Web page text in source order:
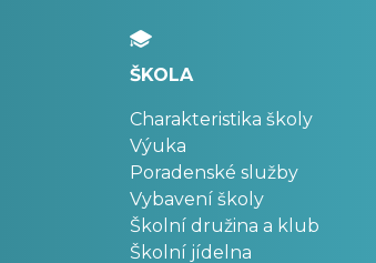
ŠKOLA
Charakteristika školy
Výuka
Poradenské služby
Vybavení školy
Školní družina a klub
Školní jídelna